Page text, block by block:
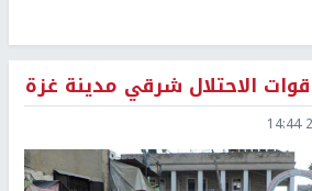
الاحتلال شرقي مدينة غزة